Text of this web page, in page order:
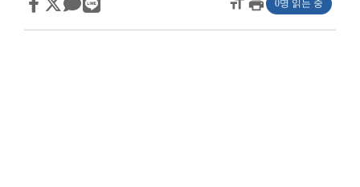
format_sizeprint 0명 읽는 중